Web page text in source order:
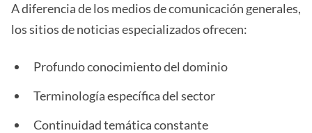
A diferencia de los medios de comunicación generales,
los sitios de noticias especializados ofrecen:
Profundo conocimiento del dominio
Terminología específica del sector
Continuidad temática constante